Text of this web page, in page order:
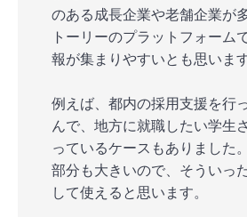
のある成長企業や老舗企業が
トーリーのプラットフォーム
報が集まりやすいとも思います
例えば、都内の採用支援を行
んで、地方に就職したい学生
っているケースもありました。
部分も大きいので、そういっ
して使えると思います。